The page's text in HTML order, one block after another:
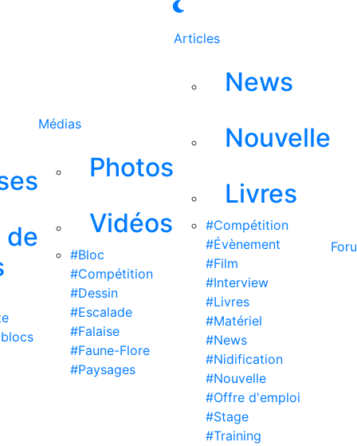
de
Médias
Photos
Vidéos
#Bloc
#Compétition
#Dessin
#Escalade
#Falaise
#Faune-Flore
#Paysages
Articles
News
Nouvelle
Livres
#Compétition
#Évènement
#Film
#Interview
#Livres
#Matériel
#News
#Nidification
#Nouvelle
#Offre d'emploi
#Stage
#Training